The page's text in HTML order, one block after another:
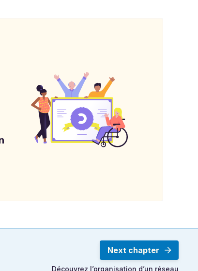
Next chapter
Découvrez l’organisation d’un réseau